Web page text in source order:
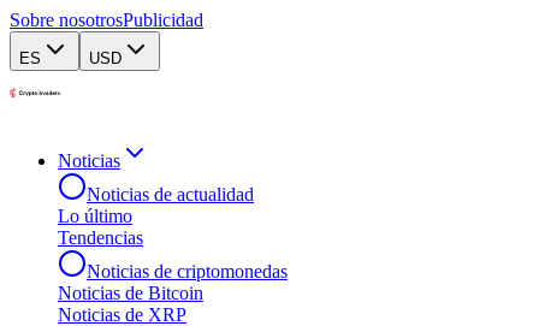
Sobre nosotrosPublicidad
ES USD
Noticias
Noticias de actualidad
Lo último
Tendencias
Noticias de criptomonedas
Noticias de Bitcoin
Noticias de XRP